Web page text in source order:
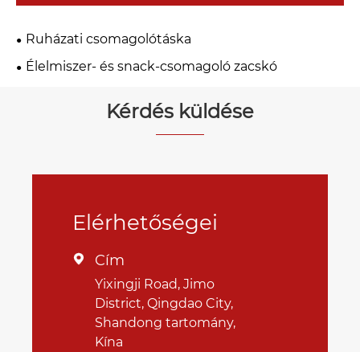
Ruházati csomagolótáska
Élelmiszer- és snack-csomagoló zacskó
Kérdés küldése
Elérhetőségei
 Cím
Yixingji Road, Jimo
District, Qingdao City,
Shandong tartomány,
Kína